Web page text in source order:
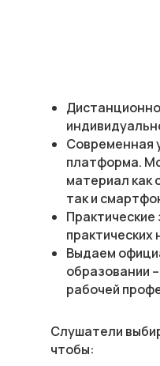
Современная
платформа.
материал как
так и
практических
Выдаем
образовании
рабочей
Слушатели
чтобы: